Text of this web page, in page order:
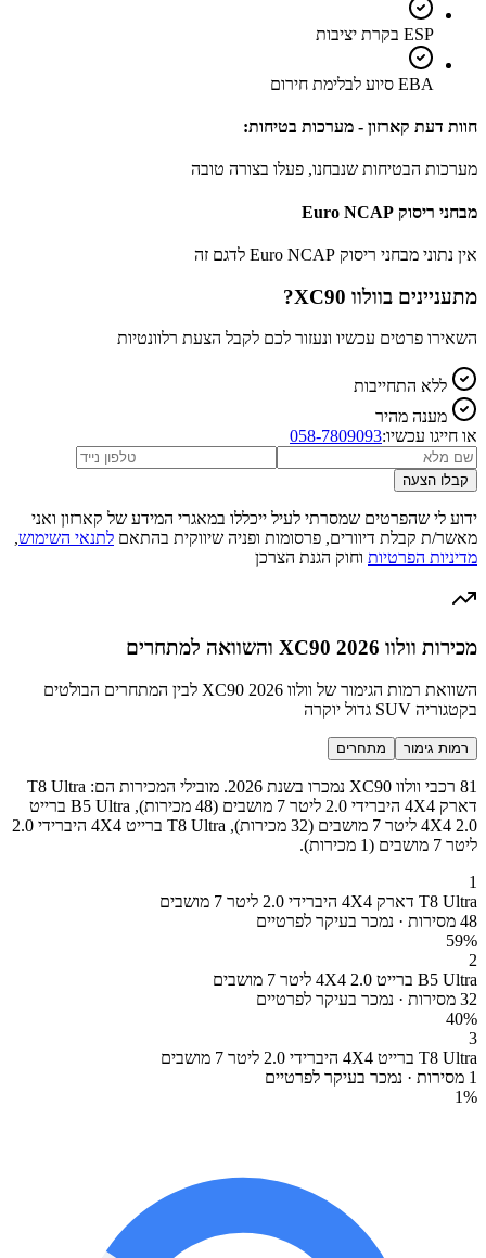
ESP בקרת יציבות
EBA סיוע לבלימת חירום
חוות דעת קארזון - מערכות בטיחות:
מערכות הבטיחות שנבחנו, פעלו בצורה טובה
מבחני ריסוק Euro NCAP
אין נתוני מבחני ריסוק Euro NCAP לדגם זה
מתעניינים בוולוו XC90 ?
השאירו פרטים עכשיו ונעזור לכם לקבל הצעת רלוונטיות
ללא התחייבות
מענה מהיר
או חייגו עכשיו:058-7809093
קבלו הצעה
ידוע לי שהפרטים שמסרתי לעיל ייכללו במאגרי המידע של קארזון ואני
מאשר/ת קבלת דיוורים, פרסומות ופניה שיווקית בהתאם לתנאי השימוש,
מדיניות הפרטיות וחוק הגנת הצרכן
מכירות וולוו XC90 2026 והשוואה למתחרים
השוואת רמות הגימור של וולוו XC90 2026 לבין המתחרים הבולטים
בקטגוריה SUV גדול יוקרה
רמות גימור מתחרים
81 רכבי וולוו XC90 נמכרו בשנת 2026. מובילי המכירות הם: T8 Ultra
דארק 4X4 היברידי 2.0 ליטר 7 מושבים (48 מכירות), B5 Ultra ברייט
4X4 2.0 ליטר 7 מושבים (32 מכירות), T8 Ultra ברייט 4X4 היברידי 2.0
ליטר 7 מושבים (1 מכירות).
1
T8 Ultra דארק 4X4 היברידי 2.0 ליטר 7 מושבים
48 מסירות · נמכר בעיקר לפרטיים
59%
2
B5 Ultra ברייט 4X4 2.0 ליטר 7 מושבים
32 מסירות · נמכר בעיקר לפרטיים
40%
3
T8 Ultra ברייט 4X4 היברידי 2.0 ליטר 7 מושבים
1 מסירות · נמכר בעיקר לפרטיים
1%